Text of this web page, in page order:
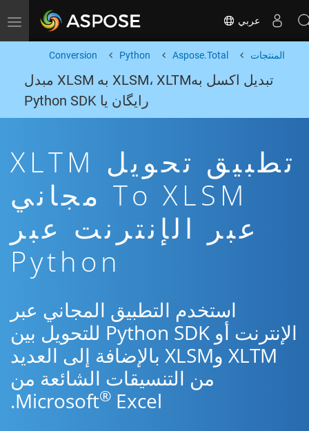
Toggle navigation عربي
المنتجات Aspose.Total
Python
Conversion
تبدیل اکسل بهXLSM، XLTM به XLSM مبدل
رایگان یا Python SDK
تطبيق تحويل XLTM
To XLSM مجاني
عبر الإنترنت عبر
Python
استخدم التطبيق المجاني عبر
الإنترنت أو Python SDK للتحويل بين
XLTM وXLSM بالإضافة إلى العديد
من التنسيقات الشائعة من
Microsoft® Excel.